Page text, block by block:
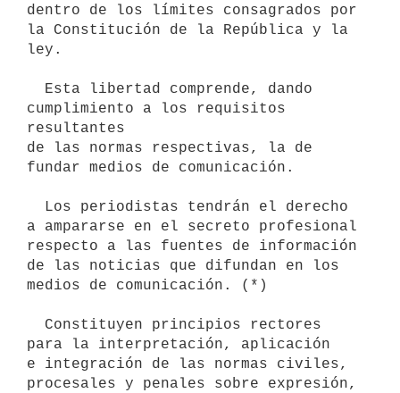
dentro de los límites consagrados por
la Constitución de la República y la
ley.
cumplimiento a los requisitos
resultantes
de las normas respectivas, la de
fundar medios de comunicación.
a ampararse en el secreto profesional
respecto a las fuentes de información
de las noticias que difundan en los
medios de comunicación. (*)
para la interpretación, aplicación
e integración de las normas civiles,
procesales y penales sobre expresión,